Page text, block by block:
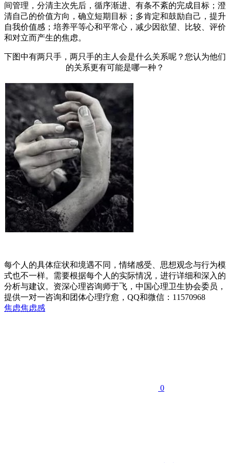
间管理，分清主次先后，循序渐进、有条不紊的完成目标；澄
清自己的价值方向，确立短期目标；多肯定和鼓励自己，提升
自我价值感；培养平等心和平常心，减少因欲望、比较、评价
和对立而产生的焦虑。
下图中有两只手，两只手的主人会是什么关系呢？您认为他们
的关系更有可能是哪一种？
每个人的具体症状和境遇不同，情绪感受、思想观念与行为模
式也不一样。需要根据每个人的实际情况，进行详细和深入的
分析与建议。资深心理咨询师于飞，中国心理卫生协会委员，
提供一对一咨询和团体心理疗愈，QQ和微信：11570968
焦虑焦虑感
0